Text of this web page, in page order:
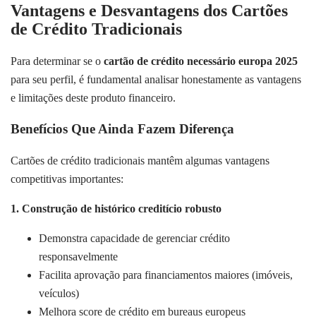
Vantagens e Desvantagens dos Cartões
de Crédito Tradicionais
Para determinar se o cartão de crédito necessário europa 2025
para seu perfil, é fundamental analisar honestamente as vantagens
e limitações deste produto financeiro.
Benefícios Que Ainda Fazem Diferença
Cartões de crédito tradicionais mantêm algumas vantagens
competitivas importantes:
1. Construção de histórico creditício robusto
Demonstra capacidade de gerenciar crédito
responsavelmente
Facilita aprovação para financiamentos maiores (imóveis,
veículos)
Melhora score de crédito em bureaus europeus